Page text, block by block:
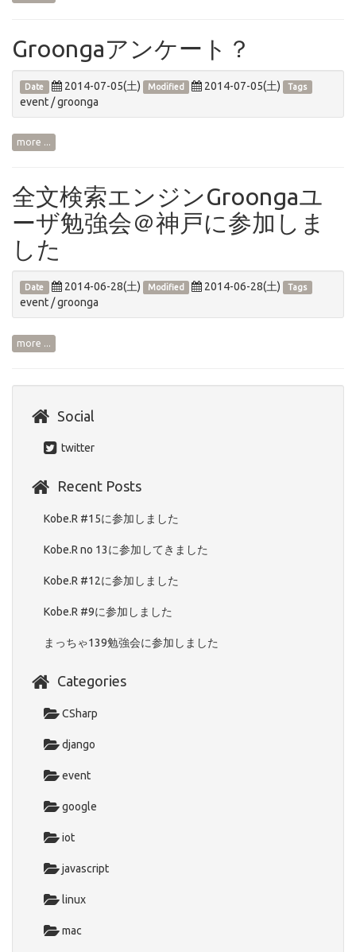
Groongaアンケート？
Date 2014-07-05(土) Modified 2014-07-05(土) Tags
event /groonga
more ...
全文検索エンジンGroongaユ
ーザ勉強会＠神戸に参加しま
した
Date 2014-06-28(土) Modified 2014-06-28(土) Tags
event /groonga
more ...
Social
twitter
Recent Posts
Kobe.R #15に参加しました
Kobe.R no 13に参加してきました
Kobe.R #12に参加しました
Kobe.R #9に参加しました
まっちゃ139勉強会に参加しました
Categories
CSharp
django
event
google
iot
javascript
linux
mac